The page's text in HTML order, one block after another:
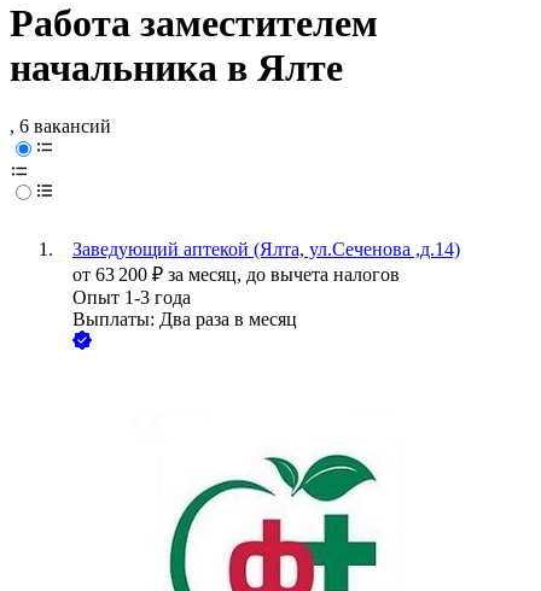
Работа заместителем
начальника в Ялте
, 6 вакансий
Заведующий аптекой (Ялта, ул.Сеченова ,д.14)
от 63 200 ₽ за месяц, до вычета налогов
Опыт 1-3 года
Выплаты: Два раза в месяц